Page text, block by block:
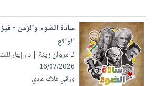
سادة الضوء والزمن -
الواقع
لـ مروان زينة | دار إبهار
16/07/2026
ورقي غلاف عادي